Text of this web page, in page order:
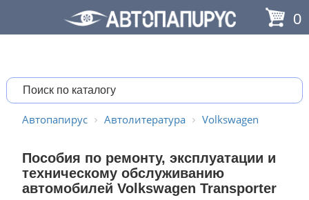
0
Автопапирус Автолитература Volkswagen
Пособия по ремонту, эксплуатации и
техническому обслуживанию
автомобилей Volkswagen Transporter